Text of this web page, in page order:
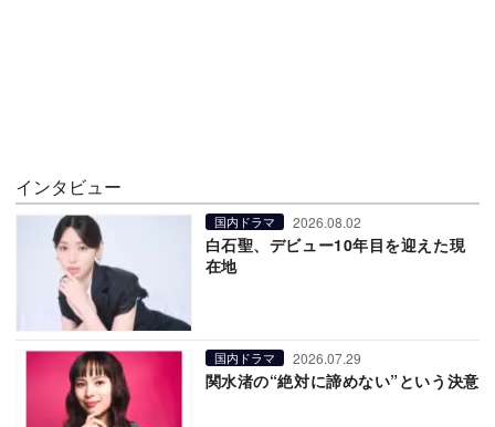
インタビュー
国内ドラマ 2026.08.02
白石聖、デビュー10年目を迎えた現
在地
国内ドラマ 2026.07.29
関水渚の“絶対に諦めない”という決意